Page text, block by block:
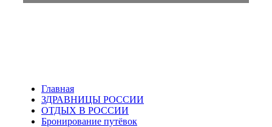
Главная
ЗДРАВНИЦЫ РОССИИ
ОТДЫХ В РОССИИ
Бронирование путёвок